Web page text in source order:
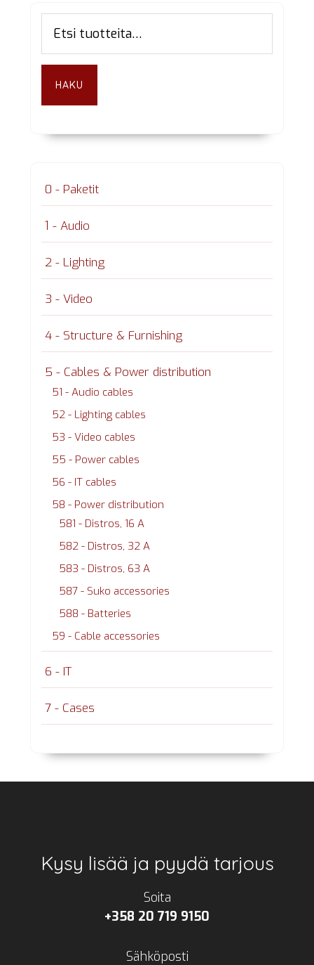
Ensisijainen
sivupalkki
HAKU
0 - Paketit
1 - Audio
2 - Lighting
3 - Video
4 - Structure & Furnishing
5 - Cables & Power distribution
51 - Audio cables
52 - Lighting cables
53 - Video cables
55 - Power cables
56 - IT cables
58 - Power distribution
581 - Distros, 16 A
582 - Distros, 32 A
583 - Distros, 63 A
587 - Suko accessories
588 - Batteries
59 - Cable accessories
6 - IT
7 - Cases
Footer
Kysy lisää ja pyydä tarjous
Soita
+358 20 719 9150
Sähköposti